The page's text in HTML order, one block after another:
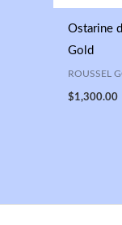
Ostarine
Gold
ROUSSEL
$1,300.00